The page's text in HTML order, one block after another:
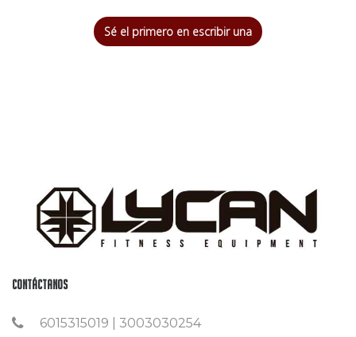
Sé el primero en escribir una
Contáctanos
6015315019 | 3003030254